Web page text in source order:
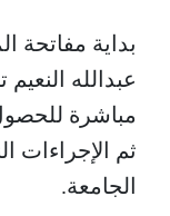
بداية مفاتحة
عبدالله
مباشرة
ثم الإجراءات
الجامعة.